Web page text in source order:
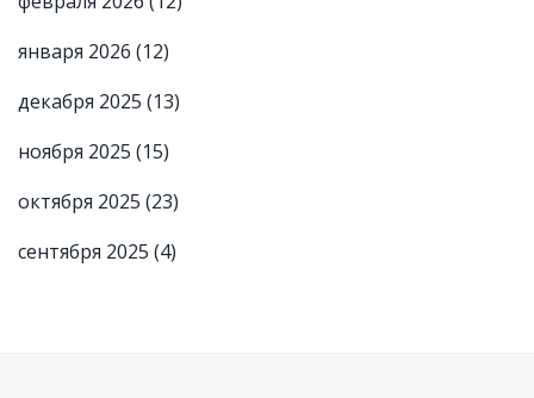
января 2026 (12)
декабря 2025 (13)
ноября 2025 (15)
октября 2025 (23)
сентября 2025 (4)